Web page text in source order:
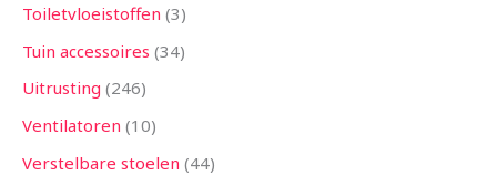
Toiletvloeistoffen 3
Tuin accessoires 34
Uitrusting 246
Ventilatoren 10
Verstelbare stoelen 44